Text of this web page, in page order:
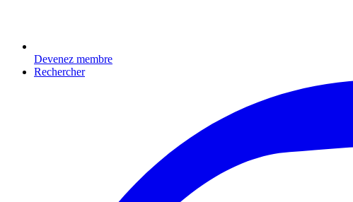
Devenez membre
Rechercher